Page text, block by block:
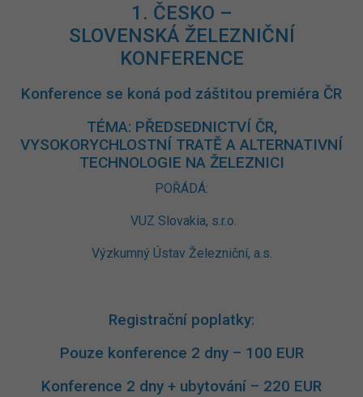
1. ČESKO –
SLOVENSKÁ ŽELEZNIČNÍ
KONFERENCE
Konference se koná pod záštitou premiéra ČR
TÉMA: PŘEDSEDNICTVÍ ČR,
VYSOKORYCHLOSTNÍ TRATĚ A ALTERNATIVNÍ
TECHNOLOGIE NA ŽELEZNICI
POŘÁDÁ:
VUZ Slovakia, s.r.o.
Výzkumný Ústav Železniční, a.s.
Registrační poplatky:
Pouze konference 2 dny – 100 EUR
Konference 2 dny + ubytování – 220 EUR